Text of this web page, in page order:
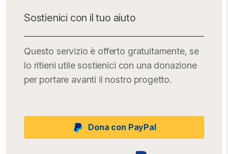
Sostienici con il tuo aiuto
Questo servizio è offerto gratuitamente, se
lo ritieni utile sostienici con una donazione
per portare avanti il nostro progetto.
Dona con PayPal